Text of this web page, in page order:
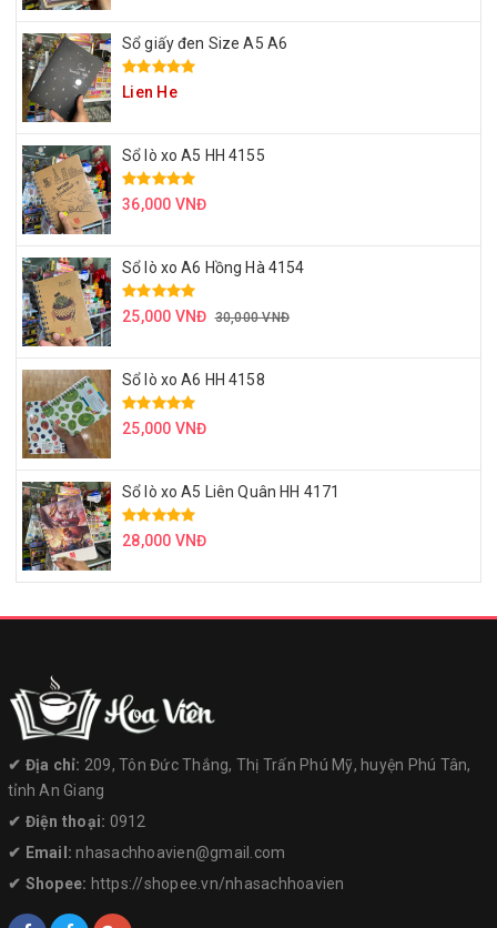
Sổ giấy đen Size A5 A6
Lien He
Sổ lò xo A5 HH 4155
36,000 VNĐ
Sổ lò xo A6 Hồng Hà 4154
25,000 VNĐ 30,000 VNĐ
Sổ lò xo A6 HH 4158
25,000 VNĐ
Sổ lò xo A5 Liên Quân HH 4171
28,000 VNĐ
✔︎ Địa chỉ: 209, Tôn Đức Thắng, Thị Trấn Phú Mỹ, huyện Phú Tân,
tỉnh An Giang
✔︎ Điện thoại: 0912
✔︎ Email:nhasachhoavien@gmail.com
✔︎ Shopee: https://shopee.vn/nhasachhoavien